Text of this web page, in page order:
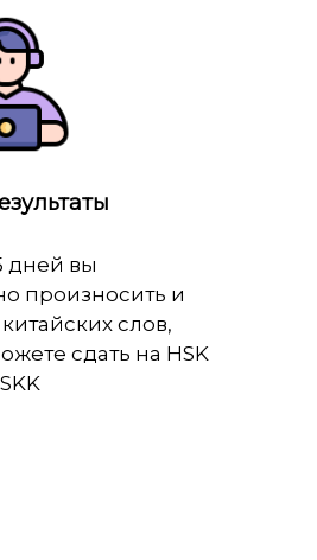
дней вы
произносить и
слов,
сдать на HSK